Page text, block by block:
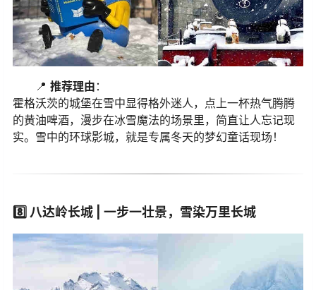
📍 推荐理由 ：
霍格沃茨的城堡在雪中显得格外迷人，点上一杯热气腾腾
的黄油啤酒，漫步在冰雪魔法的场景里，简直让人忘记现
实。雪中的环球影城，就是专属冬天的梦幻童话现场！
8️⃣ 八达岭长城 | 一步一壮景，雪染万里长城